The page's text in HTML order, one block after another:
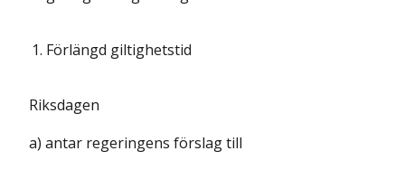
1. Förlängd giltighetstid
Riksdagen
a) antar regeringens förslag till